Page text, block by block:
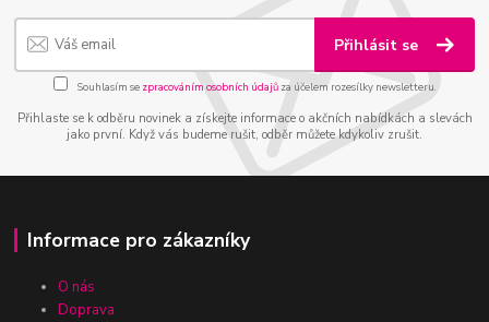
Přihlásit se
Souhlasím se zpracováním osobních údajůza účelem rozesílky newsletteru.
Přihlaste se k odběru novinek a získejte informace o akčních nabídkách a slevách
jako první. Když vás budeme rušit, odběr můžete kdykoliv zrušit.
Informace pro zákazníky
O nás
Doprava